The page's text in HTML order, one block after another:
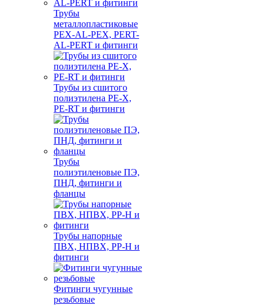
Трубы
металлопластиковые
PEX-AL-PEX, PERT-
AL-PERT и фитинги
Трубы из сшитого
полиэтилена PE-X,
PE-RT и фитинги
Трубы
полиэтиленовые ПЭ,
ПНД, фитинги и
фланцы
Трубы напорные
ПВХ, НПВХ, PP-H и
фитинги
Фитинги чугунные
резьбовые